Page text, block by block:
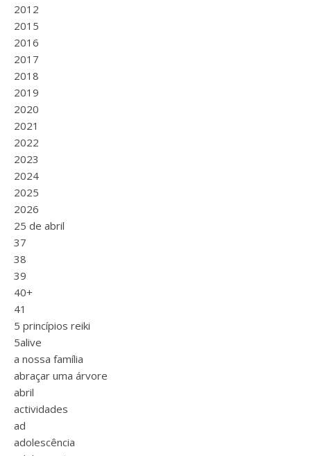
2012
2015
2016
2017
2018
2019
2020
2021
2022
2023
2024
2025
2026
25 de abril
37
38
39
40+
41
5 princípios reiki
5alive
a nossa família
abraçar uma árvore
abril
actividades
ad
adolescência